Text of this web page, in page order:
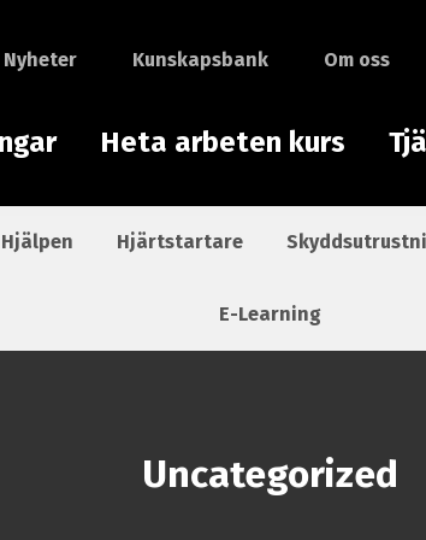
Nyheter Kunskapsbank Om oss
Heta arbeten kurs
Hjärtstartare
E-Learning
Uncategorized